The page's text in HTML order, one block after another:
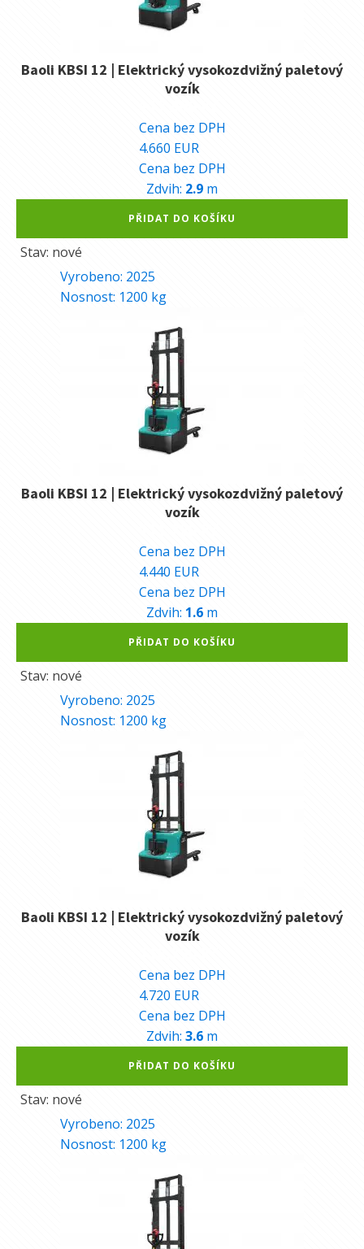
Baoli KBSI 12 | Elektrický vysokozdvižný paletový
vozík
Cena bez DPH
4.660 EUR
Cena bez DPH
Zdvih: 2.9 m
PŘIDAT DO KOŠÍKU
Stav: nové
Vyrobeno: 2025
Nosnost: 1200 kg
Baoli KBSI 12 | Elektrický vysokozdvižný paletový
vozík
Cena bez DPH
4.440 EUR
Cena bez DPH
Zdvih: 1.6 m
PŘIDAT DO KOŠÍKU
Stav: nové
Vyrobeno: 2025
Nosnost: 1200 kg
Baoli KBSI 12 | Elektrický vysokozdvižný paletový
vozík
Cena bez DPH
4.720 EUR
Cena bez DPH
Zdvih: 3.6 m
PŘIDAT DO KOŠÍKU
Stav: nové
Vyrobeno: 2025
Nosnost: 1200 kg